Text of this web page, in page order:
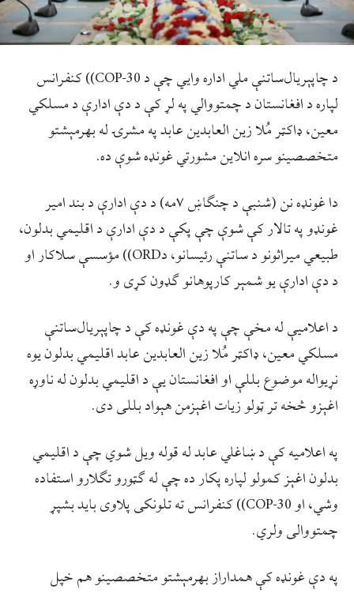
د چاپېریال‌‌ساتنې ملي اداره وایي چې د COP-30)) کنفرانس
لپاره د افغانستان د چمتووالي په لړ کې د دې ادارې د مسلکي
معین، ډاکټر مُلا زین العابدین عابد په مشرۍ له بهرمېشتو
متخصصینو سره انلاین مشورتي غونډه شوې ده.
دا غونډه نن (شنبې د چنګاښ ۷مه) د دې ادارې د بند امیر
غونډو په تالار کې شوې چې پکې د دې ادارې د اقلیمي بدلون،
طبیعي میراثونو د ساتنې رئیسانو، دORD)) مؤسسې سلاکار او
د دې ادارې یو شمېر کارپوهانو ګډون کړی و.
د اعلامیې له مخې چې په دې غونډه کې د چاپېریال‌ساتنې
مسلکي معین، ډاکټر مُلا زین العابدین عابد اقلیمي بدلون یوه
نړیواله موضوع بللې او افغانستان یې د اقلیمي بدلون له ناوړه
اغېزو څخه تر ټولو زیات اغېزمن هېواد بللی دی.
په اعلامیه کې د ښاغلي عابد له قوله ویل شوي چې د اقلیمي
بدلون اغېز کمولو لپاره پکار ده چې له ګټورو تګلارو استفاده
وشي، او COP-30)) کنفرانس ته تلونکی پلاوی باید بشپړ
چمتووالی ولري.
په دې غونډه کې همداراز بهرمېشتو متخصصینو هم خپل